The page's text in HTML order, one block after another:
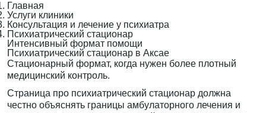
Главная
Услуги клиники
Консультация и лечение у психиатра
Психиатрический стационар
Интенсивный формат помощи
Психиатрический стационар в Аксае
Стационарный формат, когда нужен более плотный
медицинский контроль.
Страница про психиатрический стационар должна
честно объяснять границы амбулаторного лечения и